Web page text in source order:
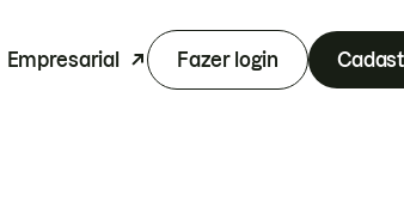
Empresarial Fazer login